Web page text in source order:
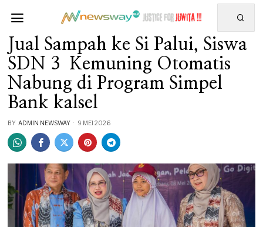
Jual Sampah ke Si Palui, Siswa
SDN 3 Kemuning Otomatis
Nabung di Program Simpel
Bank kalsel
BY ADMIN NEWSWAY 9 MEI 2026